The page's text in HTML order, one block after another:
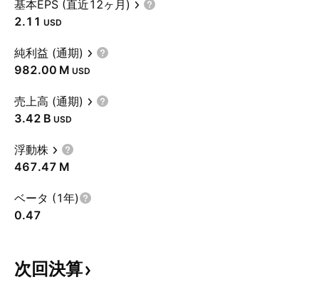
基本EPS (直近12ヶ月)
2.11 USD
純利益 (通期)
‪982.00 M‬ USD
売上高 (通期)
‪3.42 B‬ USD
浮動株
‪467.47 M‬
ベータ (1年)
0.47
次回決算